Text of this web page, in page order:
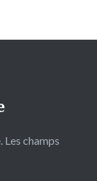
Les champs